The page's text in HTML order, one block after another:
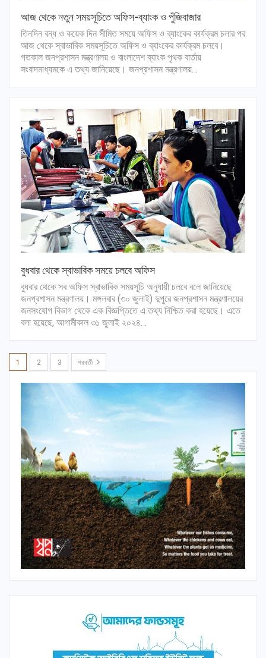
আজ থেকে নতুন সময়সূচিতে অফিস-ব্যাংক ও পুঁজিবাজার
তিনদিন বন্ধ ও কয়েক দিন সীমিত সময়ে অফিস ও ব্যাংকের কার্যক্রম চলার পর
আজ থেকে স্বাভাবিক সময়সূচিতে অফিস ও ব্যাংকের কার্যক্রম চলবে।
গতকাল জনপ্রশাসন মন্ত্রণালয় ও বাংলাদেশ ব্যাংক পৃথক বার্তায়
সংবাদমাধ্যমকে এ তথ্য জানিয়েছে। জনপ্রশাসন মন্ত্রণালয়…
বুধবার থেকে স্বাভাবিক সময়ে চলবে অফিস
বুধবার থেকে সব অফিস স্বাভাবিক সময়সূচি অনুযায়ী চলবে বলে জানিয়েছে
জনপ্রশাসন মন্ত্রণালয়। মঙ্গলবার (৩০ জুলাই) দুপুরে জনপ্রশাসন মন্ত্রণালয়ের
জনসংযোগ বিভাগ থেকে এক বিজ্ঞপ্তিতে এ তথ্য নিশ্চিত করা হয়েছে। এতে
বলা হয়েছে, আগামীকাল ৩১ জুলাই ২০২৪…
1 2 3 পরবর্তী